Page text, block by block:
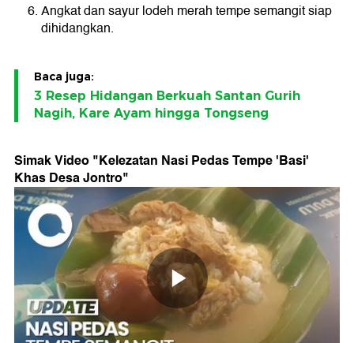
Angkat dan sayur lodeh merah tempe semangit siap
dihidangkan.
Baca juga:
3 Resep Hidangan Berkuah Santan Gurih
Nagih, Kare Ayam hingga Tongseng
Simak Video "Kelezatan Nasi Pedas Tempe 'Basi'
Khas Desa Jontro"